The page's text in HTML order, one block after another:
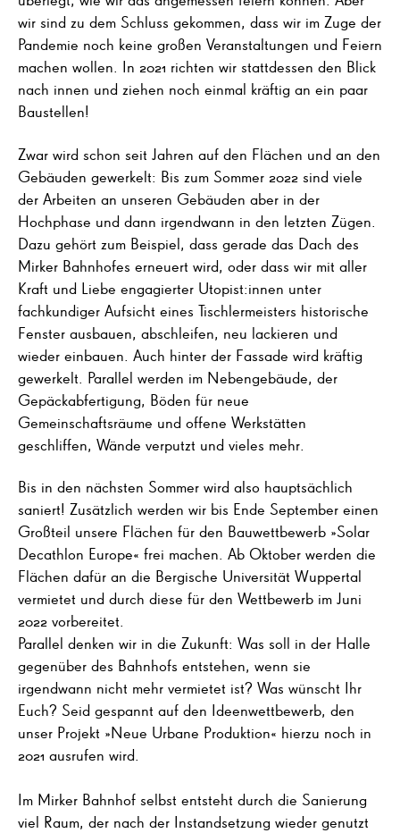
wir sind zu dem Schluss gekommen, dass wir im Zuge der
Pandemie noch keine großen Veranstaltungen und Feiern
machen wollen. In 2021 richten wir stattdessen den Blick
nach innen und ziehen noch einmal kräftig an ein paar
Baustellen!
Zwar wird schon seit Jahren auf den Flächen und an den
Gebäuden gewerkelt: Bis zum Sommer 2022 sind viele
der Arbeiten an unseren Gebäuden aber in der
Hochphase und dann irgendwann in den letzten Zügen.
Dazu gehört zum Beispiel, dass gerade das Dach des
Mirker Bahnhofes erneuert wird, oder dass wir mit aller
Kraft und Liebe engagierter Utopist:innen unter
fachkundiger Aufsicht eines Tischlermeisters historische
Fenster ausbauen, abschleifen, neu lackieren und
wieder einbauen. Auch hinter der Fassade wird kräftig
gewerkelt. Parallel werden im Nebengebäude, der
Gepäckabfertigung, Böden für neue
Gemeinschaftsräume und offene Werkstätten
geschliffen, Wände verputzt und vieles mehr.
Bis in den nächsten Sommer wird also hauptsächlich
saniert! Zusätzlich werden wir bis Ende September einen
Großteil unsere Flächen für den Bauwettbewerb »Solar
Decathlon Europe« frei machen. Ab Oktober werden die
Flächen dafür an die Bergische Universität Wuppertal
vermietet und durch diese für den Wettbewerb im Juni
2022 vorbereitet.
Parallel denken wir in die Zukunft: Was soll in der Halle
gegenüber des Bahnhofs entstehen, wenn sie
irgendwann nicht mehr vermietet ist? Was wünscht Ihr
Euch? Seid gespannt auf den Ideenwettbewerb, den
unser Projekt »Neue Urbane Produktion« hierzu noch in
2021 ausrufen wird.
Im Mirker Bahnhof selbst entsteht durch die Sanierung
viel Raum, der nach der Instandsetzung wieder genutzt